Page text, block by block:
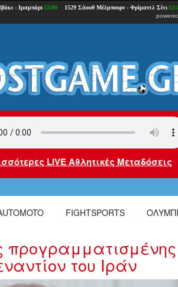
LIVE Αθλητικές Μεταδόσεις
FIGHTSPORTS
του Ιράν